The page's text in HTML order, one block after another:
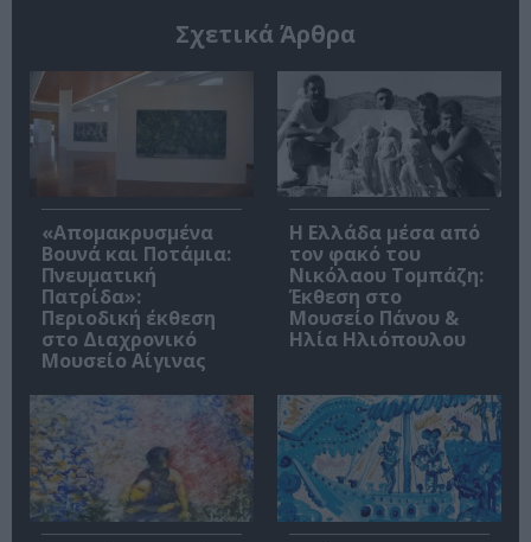
Σχετικά Άρθρα
«Απομακρυσμένα
Βουνά και Ποτάμια:
Πνευματική
Πατρίδα»:
Περιοδική έκθεση
στο Διαχρονικό
Μουσείο Αίγινας
Η Ελλάδα μέσα από
τον φακό του
Νικόλαου Τομπάζη:
Έκθεση στο
Μουσείο Πάνου &
Ηλία Ηλιόπουλου